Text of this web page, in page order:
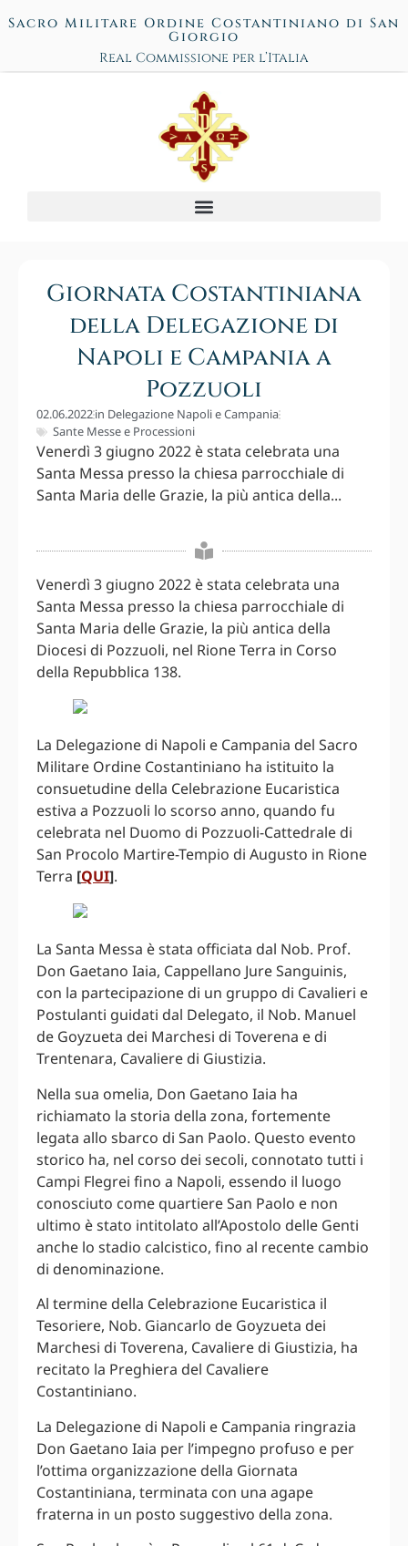
Sacro Militare Ordine Costantiniano di San
Giorgio
Real Commissione per l’Italia
Giornata Costantiniana
della Delegazione di
Napoli e Campania a
Pozzuoli
02.06.2022in Delegazione Napoli e Campania
Sante Messe e Processioni
Venerdì 3 giugno 2022 è stata celebrata una
Santa Messa presso la chiesa parrocchiale di
Santa Maria delle Grazie, la più antica della...
Venerdì 3 giugno 2022 è stata celebrata una
Santa Messa presso la chiesa parrocchiale di
Santa Maria delle Grazie, la più antica della
Diocesi di Pozzuoli, nel Rione Terra in Corso
della Repubblica 138.
La Delegazione di Napoli e Campania del Sacro
Militare Ordine Costantiniano ha istituito la
consuetudine della Celebrazione Eucaristica
estiva a Pozzuoli lo scorso anno, quando fu
celebrata nel Duomo di Pozzuoli-Cattedrale di
San Procolo Martire-Tempio di Augusto in Rione
Terra [QUI].
La Santa Messa è stata officiata dal Nob. Prof.
Don Gaetano Iaia, Cappellano Jure Sanguinis,
con la partecipazione di un gruppo di Cavalieri e
Postulanti guidati dal Delegato, il Nob. Manuel
de Goyzueta dei Marchesi di Toverena e di
Trentenara, Cavaliere di Giustizia.
Nella sua omelia, Don Gaetano Iaia ha
richiamato la storia della zona, fortemente
legata allo sbarco di San Paolo. Questo evento
storico ha, nel corso dei secoli, connotato tutti i
Campi Flegrei fino a Napoli, essendo il luogo
conosciuto come quartiere San Paolo e non
ultimo è stato intitolato all’Apostolo delle Genti
anche lo stadio calcistico, fino al recente cambio
di denominazione.
Al termine della Celebrazione Eucaristica il
Tesoriere, Nob. Giancarlo de Goyzueta dei
Marchesi di Toverena, Cavaliere di Giustizia, ha
recitato la Preghiera del Cavaliere
Costantiniano.
La Delegazione di Napoli e Campania ringrazia
Don Gaetano Iaia per l’impegno profuso e per
l’ottima organizzazione della Giornata
Costantiniana, terminata con una agape
fraterna in un posto suggestivo della zona.